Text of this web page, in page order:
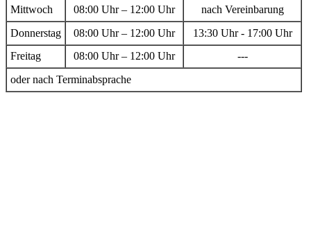
Mittwoch
08:00 Uhr – 12:00 Uhr
nach Vereinbarung
Donnerstag
08:00 Uhr – 12:00 Uhr
13:30 Uhr - 17:00 Uhr
Freitag
08:00 Uhr – 12:00 Uhr
---
oder nach Terminabsprache